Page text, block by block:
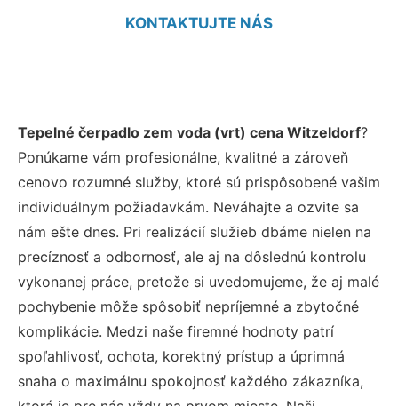
KONTAKTUJTE NÁS
Tepelné čerpadlo zem voda (vrt) cena Witzeldorf?
Ponúkame vám profesionálne, kvalitné a zároveň
cenovo rozumné služby, ktoré sú prispôsobené vašim
individuálnym požiadavkám. Neváhajte a ozvite sa
nám ešte dnes. Pri realizácií služieb dbáme nielen na
precíznosť a odbornosť, ale aj na dôslednú kontrolu
vykonanej práce, pretože si uvedomujeme, že aj malé
pochybenie môže spôsobiť nepríjemné a zbytočné
komplikácie. Medzi naše firemné hodnoty patrí
spoľahlivosť, ochota, korektný prístup a úprimná
snaha o maximálnu spokojnosť každého zákazníka,